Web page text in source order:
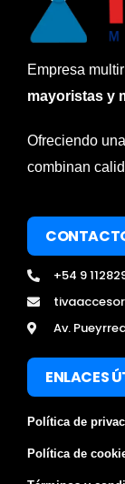
Empresa
mayoristas y
Ofreciendo
combinan
+54 9
Av.
ENLACES
Política de
Política de